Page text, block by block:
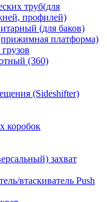
труб(для
профилей)
(для баков)
платформа)
(360)
(Sideshifter)
коробок
захват
втаскиватель Push